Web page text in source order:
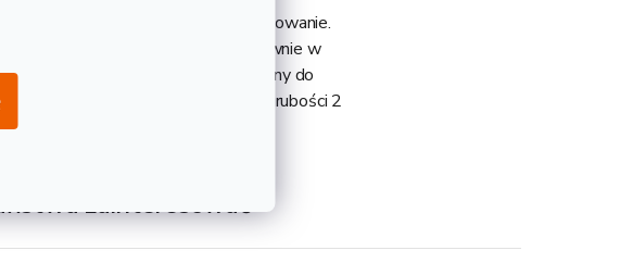
o jakości S235 ma szerokie zastosowanie.
znajdzie swoje zastosowanie głównie w
a także do montażu. Popularny do
produkcyjnej 6 m, wadze 8,67 kg i grubości 2
zainteresować